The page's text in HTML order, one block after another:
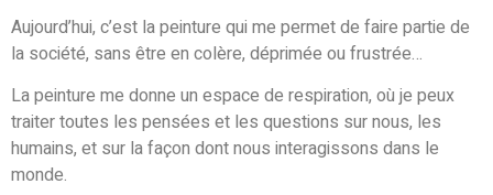
Aujourd’hui, c’est la peinture qui me permet de faire partie de
la société, sans être en colère, déprimée ou frustrée…
La peinture me donne un espace de respiration, où je peux
traiter toutes les pensées et les questions sur nous, les
humains, et sur la façon dont nous interagissons dans le
monde.